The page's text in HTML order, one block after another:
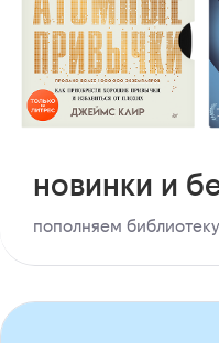
новинки и
пополняем